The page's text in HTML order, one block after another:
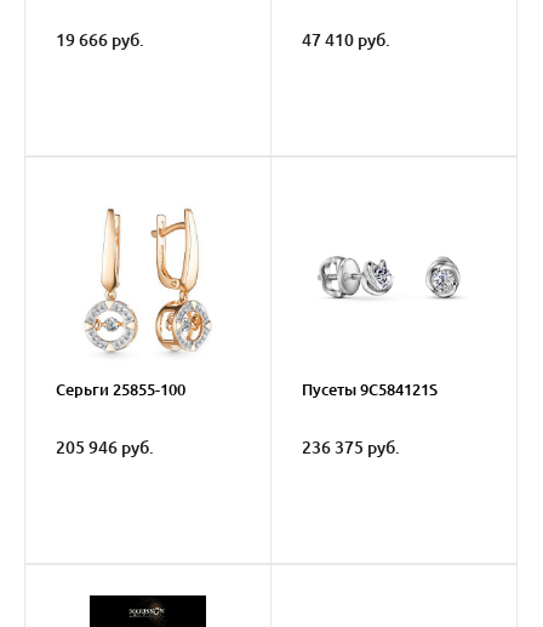
19 666 руб. 47 410 руб.
Серьги 25855-100
205 946 руб.
Пусеты 9C584121S
236 375 руб.